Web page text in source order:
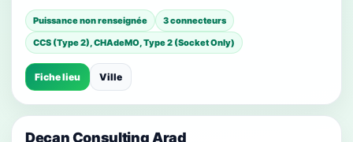
Puissance non renseignée
3 connecteurs
CCS (Type 2), CHAdeMO, Type 2 (Socket Only)
Fiche lieu Ville
Decan Consulting Arad